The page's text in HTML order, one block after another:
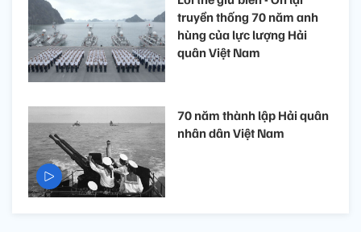
truyền thống 70 năm anh
hùng của lực lượng Hải
quân Việt Nam
70 năm thành lập Hải quân
nhân dân Việt Nam